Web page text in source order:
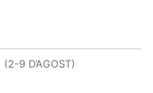
(2-9 D’AGOST)